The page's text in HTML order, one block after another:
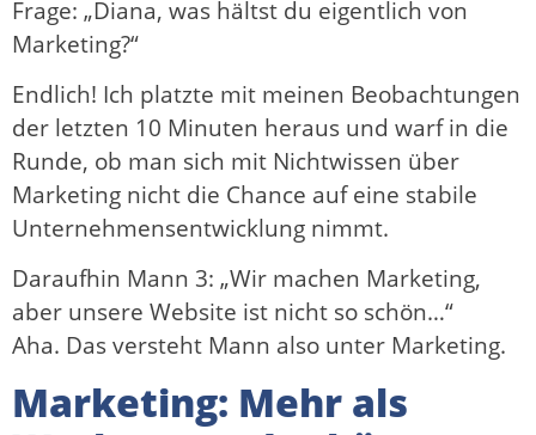
Frage: „Diana, was hältst du eigentlich von
Marketing?“
Endlich! Ich platzte mit meinen Beobachtungen
der letzten 10 Minuten heraus und warf in die
Runde, ob man sich mit Nichtwissen über
Marketing nicht die Chance auf eine stabile
Unternehmensentwicklung nimmt.
Daraufhin Mann 3: „Wir machen Marketing,
aber unsere Website ist nicht so schön…“
Aha. Das versteht Mann also unter Marketing.
Marketing: Mehr als